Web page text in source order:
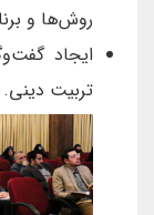
روش‌ها و
ایجاد
تربیت دینی.